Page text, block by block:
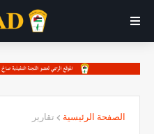
الصفحة الرئيسية تقارير